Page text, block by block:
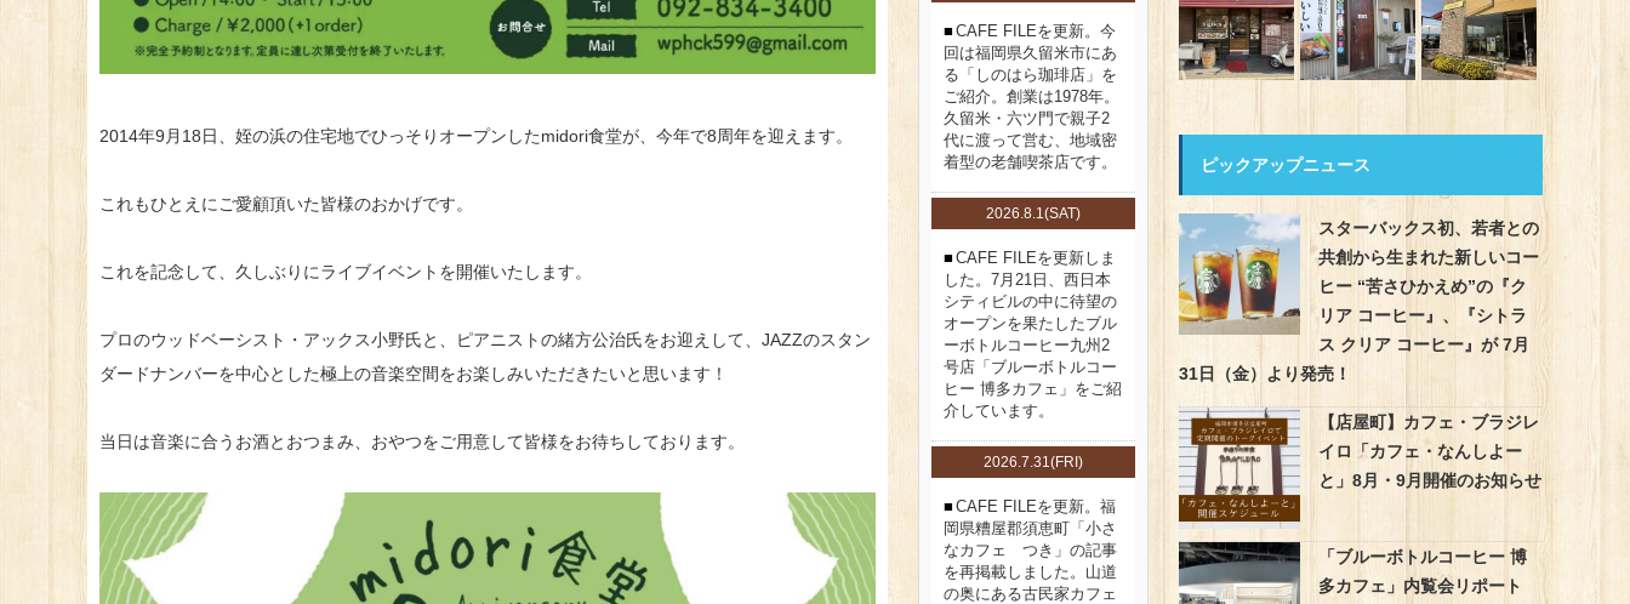
2014年9月18日、姪の浜の住宅地でひっそりオープンしたmidori食堂が、今年で8周年を迎えます。
これもひとえにご愛顧頂いた皆様のおかげです。
これを記念して、久しぶりにライブイベントを開催いたします。
プロのウッドベーシスト・アックス小野氏と、ピアニストの緒方公治氏をお迎えして、JAZZのスタン
ダードナンバーを中心とした極上の音楽空間をお楽しみいただきたいと思います！
当日は音楽に合うお酒とおつまみ、おやつをご用意して皆様をお待ちしております。
CAFE FILEを更新。今
回は福岡県久留米市にあ
る「しのはら珈琲店」を
ご紹介。創業は1978年。
久留米・六ツ門で親子2
代に渡って営む、地域密
着型の老舗喫茶店です。
2026.8.1(SAT)
CAFE FILEを更新しま
した。7月21日、西日本
シティビルの中に待望の
オープンを果たしたブル
ーボトルコーヒー九州2
号店「ブルーボトルコー
ヒー 博多カフェ」をご紹
介しています。
2026.7.31(FRI)
CAFE FILEを更新。福
岡県糟屋郡須恵町「小さ
なカフェ つき」の記事
を再掲載しました。山道
の奥にある古民家カフェ
ピックアップニュース
スターバックス初、若者との
共創から生まれた新しいコー
ヒー “苦さひかえめ”の『ク
リア コーヒー』、『シトラ
ス クリア コーヒー』が 7月
31日（金）より発売！
【店屋町】カフェ・ブラジレ
イロ「カフェ・なんしよー
と」8月・9月開催のお知らせ
「ブルーボトルコーヒー 博
多カフェ」内覧会リポート